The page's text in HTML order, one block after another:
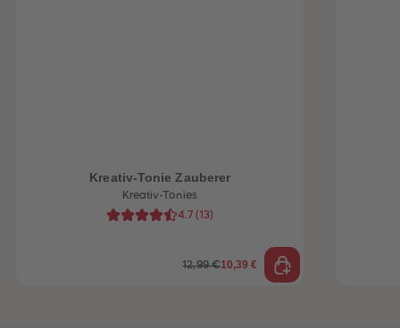
Kreativ-Tonie Zauberer
Kreativ-Tonies
4.7 (13)
12,99 €10,39 €